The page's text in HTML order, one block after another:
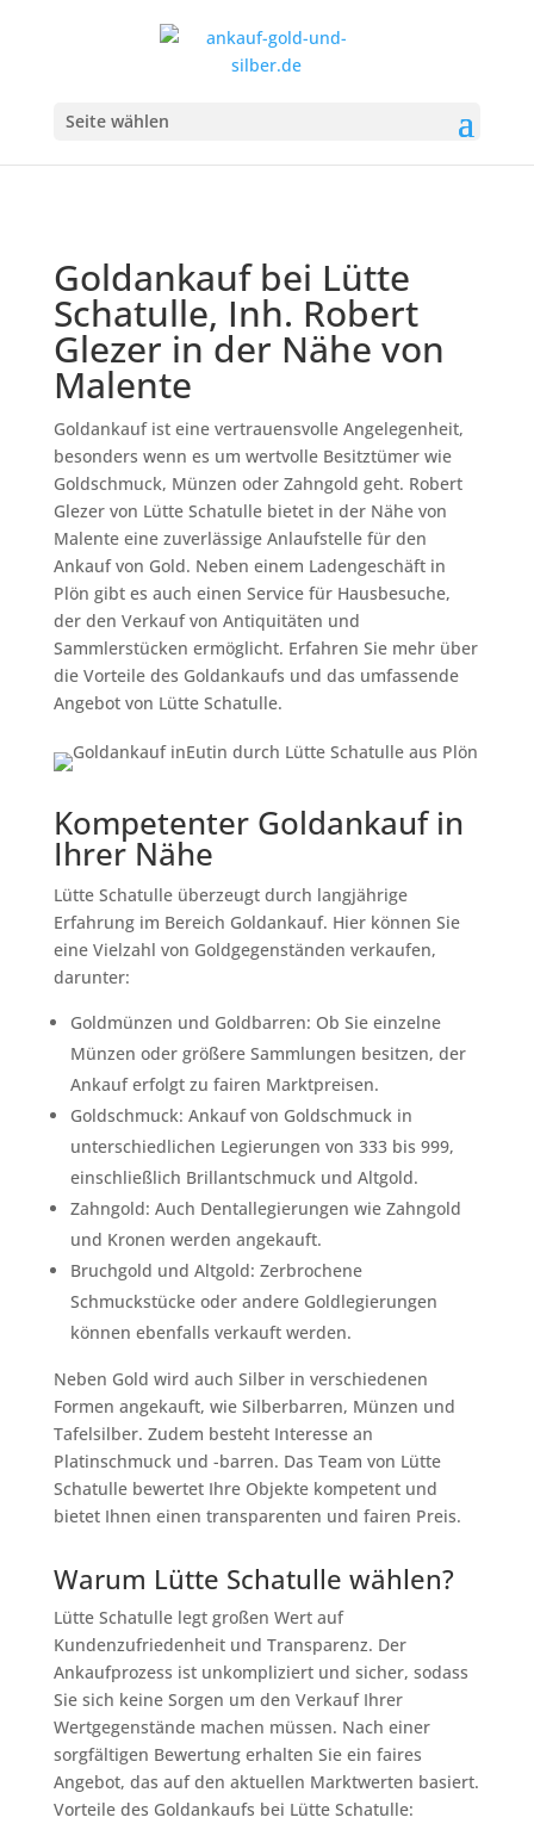
Seite wählen
Goldankauf bei Lütte
Schatulle, Inh. Robert
Glezer in der Nähe von
Malente
Goldankauf ist eine vertrauensvolle Angelegenheit,
besonders wenn es um wertvolle Besitztümer wie
Goldschmuck, Münzen oder Zahngold geht. Robert
Glezer von Lütte Schatulle bietet in der Nähe von
Malente eine zuverlässige Anlaufstelle für den
Ankauf von Gold. Neben einem Ladengeschäft in
Plön gibt es auch einen Service für Hausbesuche,
der den Verkauf von Antiquitäten und
Sammlerstücken ermöglicht. Erfahren Sie mehr über
die Vorteile des Goldankaufs und das umfassende
Angebot von Lütte Schatulle.
Kompetenter Goldankauf in
Ihrer Nähe
Lütte Schatulle überzeugt durch langjährige
Erfahrung im Bereich Goldankauf. Hier können Sie
eine Vielzahl von Goldgegenständen verkaufen,
darunter:
Goldmünzen und Goldbarren: Ob Sie einzelne
Münzen oder größere Sammlungen besitzen, der
Ankauf erfolgt zu fairen Marktpreisen.
Goldschmuck: Ankauf von Goldschmuck in
unterschiedlichen Legierungen von 333 bis 999,
einschließlich Brillantschmuck und Altgold.
Zahngold: Auch Dentallegierungen wie Zahngold
und Kronen werden angekauft.
Bruchgold und Altgold: Zerbrochene
Schmuckstücke oder andere Goldlegierungen
können ebenfalls verkauft werden.
Neben Gold wird auch Silber in verschiedenen
Formen angekauft, wie Silberbarren, Münzen und
Tafelsilber. Zudem besteht Interesse an
Platinschmuck und -barren. Das Team von Lütte
Schatulle bewertet Ihre Objekte kompetent und
bietet Ihnen einen transparenten und fairen Preis.
Warum Lütte Schatulle wählen?
Lütte Schatulle legt großen Wert auf
Kundenzufriedenheit und Transparenz. Der
Ankaufprozess ist unkompliziert und sicher, sodass
Sie sich keine Sorgen um den Verkauf Ihrer
Wertgegenstände machen müssen. Nach einer
sorgfältigen Bewertung erhalten Sie ein faires
Angebot, das auf den aktuellen Marktwerten basiert.
Vorteile des Goldankaufs bei Lütte Schatulle: